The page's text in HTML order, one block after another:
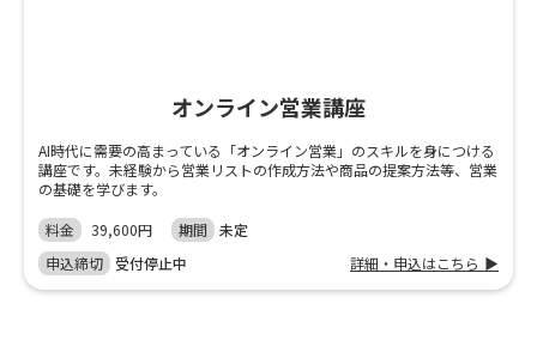
オンライン営業講座
AI時代に需要の高まっている「オンライン営業」のスキルを身につける
講座です。未経験から営業リストの作成方法や商品の提案方法等、営業
の基礎を学びます。
料金
39,600円 期間
未定
申込締切
受付停止中 詳細・申込はこちら ▶